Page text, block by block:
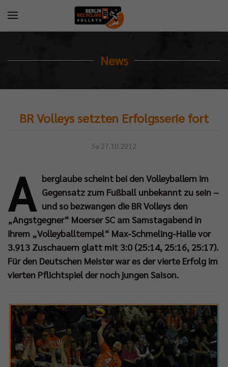
News
BR Volleys setzten Erfolgsserie fort
Sa 27.10.2012
A berglaube scheint bei den Volleyballern im
Gegensatz zum Fußball unbekannt zu sein –
und so bezwangen die BR Volleys den
„Angstgegner“ Moerser SC am Samstagabend in
ihrem „Volleyballtempel“ Max-Schmeling-Halle vor
3.913 Zuschauern glatt mit 3:0 (25:14, 25:16, 25:17).
Für den Deutschen Meister war es der vierte Erfolg im
vierten Pflichtspiel der noch jungen Saison.